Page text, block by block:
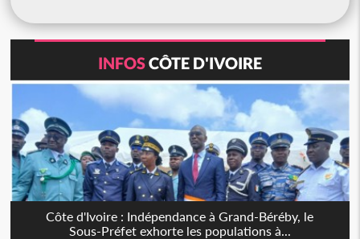
INFOSCÔTE D'IVOIRE
Côte d'Ivoire : Indépendance à Grand-Béréby, le
Sous-Préfet exhorte les populations à...